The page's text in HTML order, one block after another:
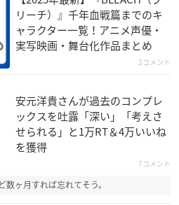
リーチ）』千年血戦篇までのキ
ャラクター一覧！アニメ声優・
実写映画・舞台化作品まとめ
2コメント
安元洋貴さんが過去のコンプレ
ックスを吐露「深い」「考えさ
せられる」と1万RT＆4万いいね
を獲得
7コメント
ヶ月すれば忘れてそう。